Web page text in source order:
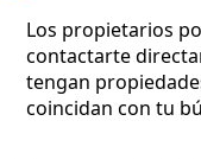
Los propietarios
contactarte
tengan
coincidan con tu